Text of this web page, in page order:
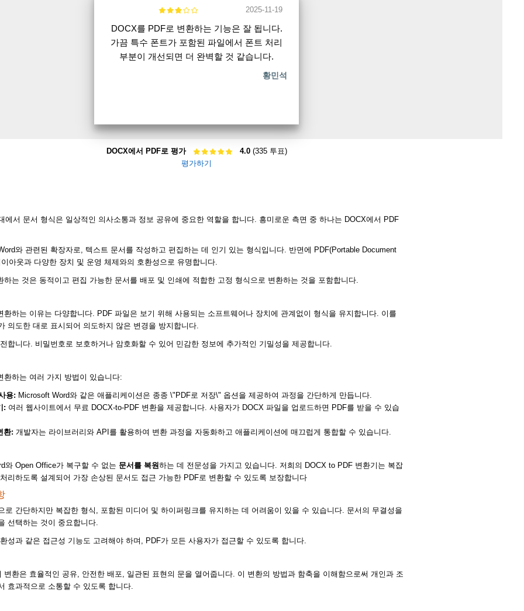
2025-11-19
DOCX를 PDF로 변환하는 기능은 잘 됩니다.
가끔 특수 폰트가 포함된 파일에서 폰트 처리
부분이 개선되면 더 완벽할 것 같습니다.
황민석
DOCX에서 PDF로 평가 4.0(335 투표)
평가하기
에서 문서 형식은 일상적인 의사소통과 정보 공유에 중요한 역할을 합니다. 흥미로운 측면 중 하나는 DOCX에서 PDF
와 관련된 확장자로, 텍스트 문서를 작성하고 편집하는 데 인기 있는 형식입니다. 반면에 PDF(Portable Document
아웃과 다양한 장치 및 운영 체제와의 호환성으로 유명합니다.
하는 것은 동적이고 편집 가능한 문서를 배포 및 인쇄에 적합한 고정 형식으로 변환하는 것을 포함합니다.
환하는 이유는 다양합니다. PDF 파일은 보기 위해 사용되는 소프트웨어나 장치에 관계없이 형식을 유지합니다. 이를
의도한 대로 표시되어 의도하지 않은 변경을 방지합니다.
합니다. 비밀번호로 보호하거나 암호화할 수 있어 민감한 정보에 추가적인 기밀성을 제공합니다.
환하는 여러 가지 방법이 있습니다:
용: Microsoft Word와 같은 애플리케이션은 종종 \"PDF로 저장\" 옵션을 제공하여 과정을 간단하게 만듭니다.
: 여러 웹사이트에서 무료 DOCX-to-PDF 변환을 제공합니다. 사용자가 DOCX 파일을 업로드하면 PDF를 받을 수 있습
환: 개발자는 라이브러리와 API를 활용하여 변환 과정을 자동화하고 애플리케이션에 매끄럽게 통합할 수 있습니다.
와 Open Office가 복구할 수 없는 문서를 복원하는 데 전문성을 가지고 있습니다. 저희의 DOCX to PDF 변환기는 복잡
리하도록 설계되어 가장 손상된 문서도 접근 가능한 PDF로 변환할 수 있도록 보장합니다
로 간단하지만 복잡한 형식, 포함된 미디어 및 하이퍼링크를 유지하는 데 어려움이 있을 수 있습니다. 문서의 무결성을
선택하는 것이 중요합니다.
성과 같은 접근성 기능도 고려해야 하며, PDF가 모든 사용자가 접근할 수 있도록 합니다.
변환은 효율적인 공유, 안전한 배포, 일관된 표현의 문을 열어줍니다. 이 변환의 방법과 함축을 이해함으로써 개인과 조
효과적으로 소통할 수 있도록 합니다.